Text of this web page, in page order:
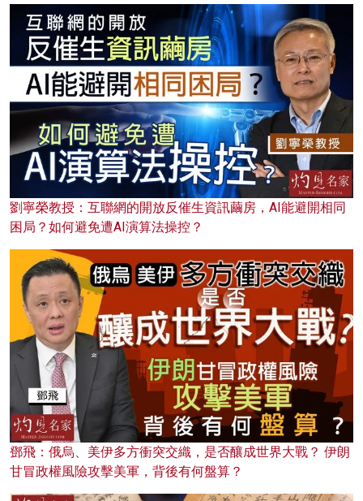
劉寧榮教授：互聯網的開放反催生資訊繭房，AI能避開相同
困局？如何避免遭AI演算法操控？
鄧飛：俄烏、美伊多方衝突交織，是否釀成世界大戰？ 伊朗
甘冒政權風險攻擊美軍，背後有何盤算？